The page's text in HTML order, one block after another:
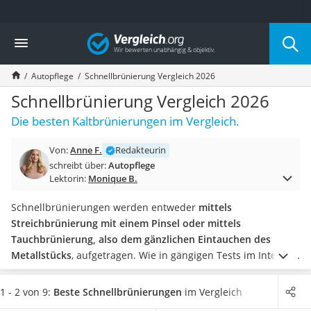
Die beliebtesten Vergleiche nach Kategorie
Auto & Motor
Fahrradträger-Anhängerkupplung (4 Fahrräder)
Fahrradträger
Fahrradträger (Anhängerkupplung)
Fahrradträger 3 Fahrräder
Benzinkanister (20 l)
Fahrradträger E-Bike
Benzinkanister
Wagenheber 3t
AGM-Batterie Wohnmobil
Thule-Fahrradträger
FM-Transmitter
Sommerreifen 205/55 R16
Autobatterie-Ladegerät
Vergleich
Autopflege Schnellbrünierung Vergleich 2026
Schnellbrünierung Vergleich 2026
Die besten Kaltbrünierungen im Vergleich.
Von:Anne F.
Redakteurin
schreibt über:Autopflege
Lektorin: Monique B.
Schnellbrünierungen werden entweder mittels
Streichbrünierung mit einem Pinsel oder mittels
Tauchbrünierung, also dem gänzlichen Eintauchen des
Metallstücks, aufgetragen. Wie in gängigen Tests im Internet
beschrieben wird,reagiert die Oberfläche mit der
Brünierung und bildet so einen Korrosionsschutz
1 - 2 von 9: Beste Schnellbrünierungen im Vergleich